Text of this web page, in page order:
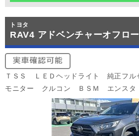
トヨタ
RAV4 アドベンチャーオフロ
ＴＳＳ ＬＥＤヘッドライト 純正フル
モニター クルコン ＢＳＭ エンスタ